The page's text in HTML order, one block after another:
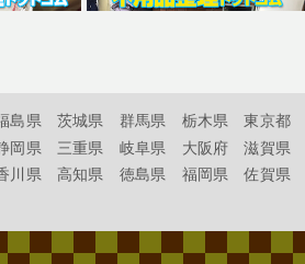
島県 茨城県 群馬県 栃木県 東京都
岡県 三重県 岐阜県 大阪府 滋賀県
川県 高知県 徳島県 福岡県 佐賀県